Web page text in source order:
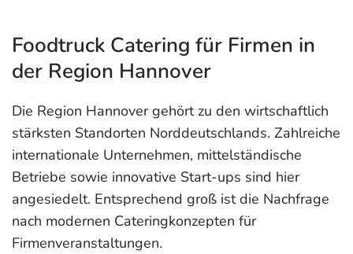
Foodtruck Catering für Firmen in
der Region Hannover
Die Region Hannover gehört zu den wirtschaftlich
stärksten Standorten Norddeutschlands. Zahlreiche
internationale Unternehmen, mittelständische
Betriebe sowie innovative Start-ups sind hier
angesiedelt. Entsprechend groß ist die Nachfrage
nach modernen Cateringkonzepten für
Firmenveranstaltungen.